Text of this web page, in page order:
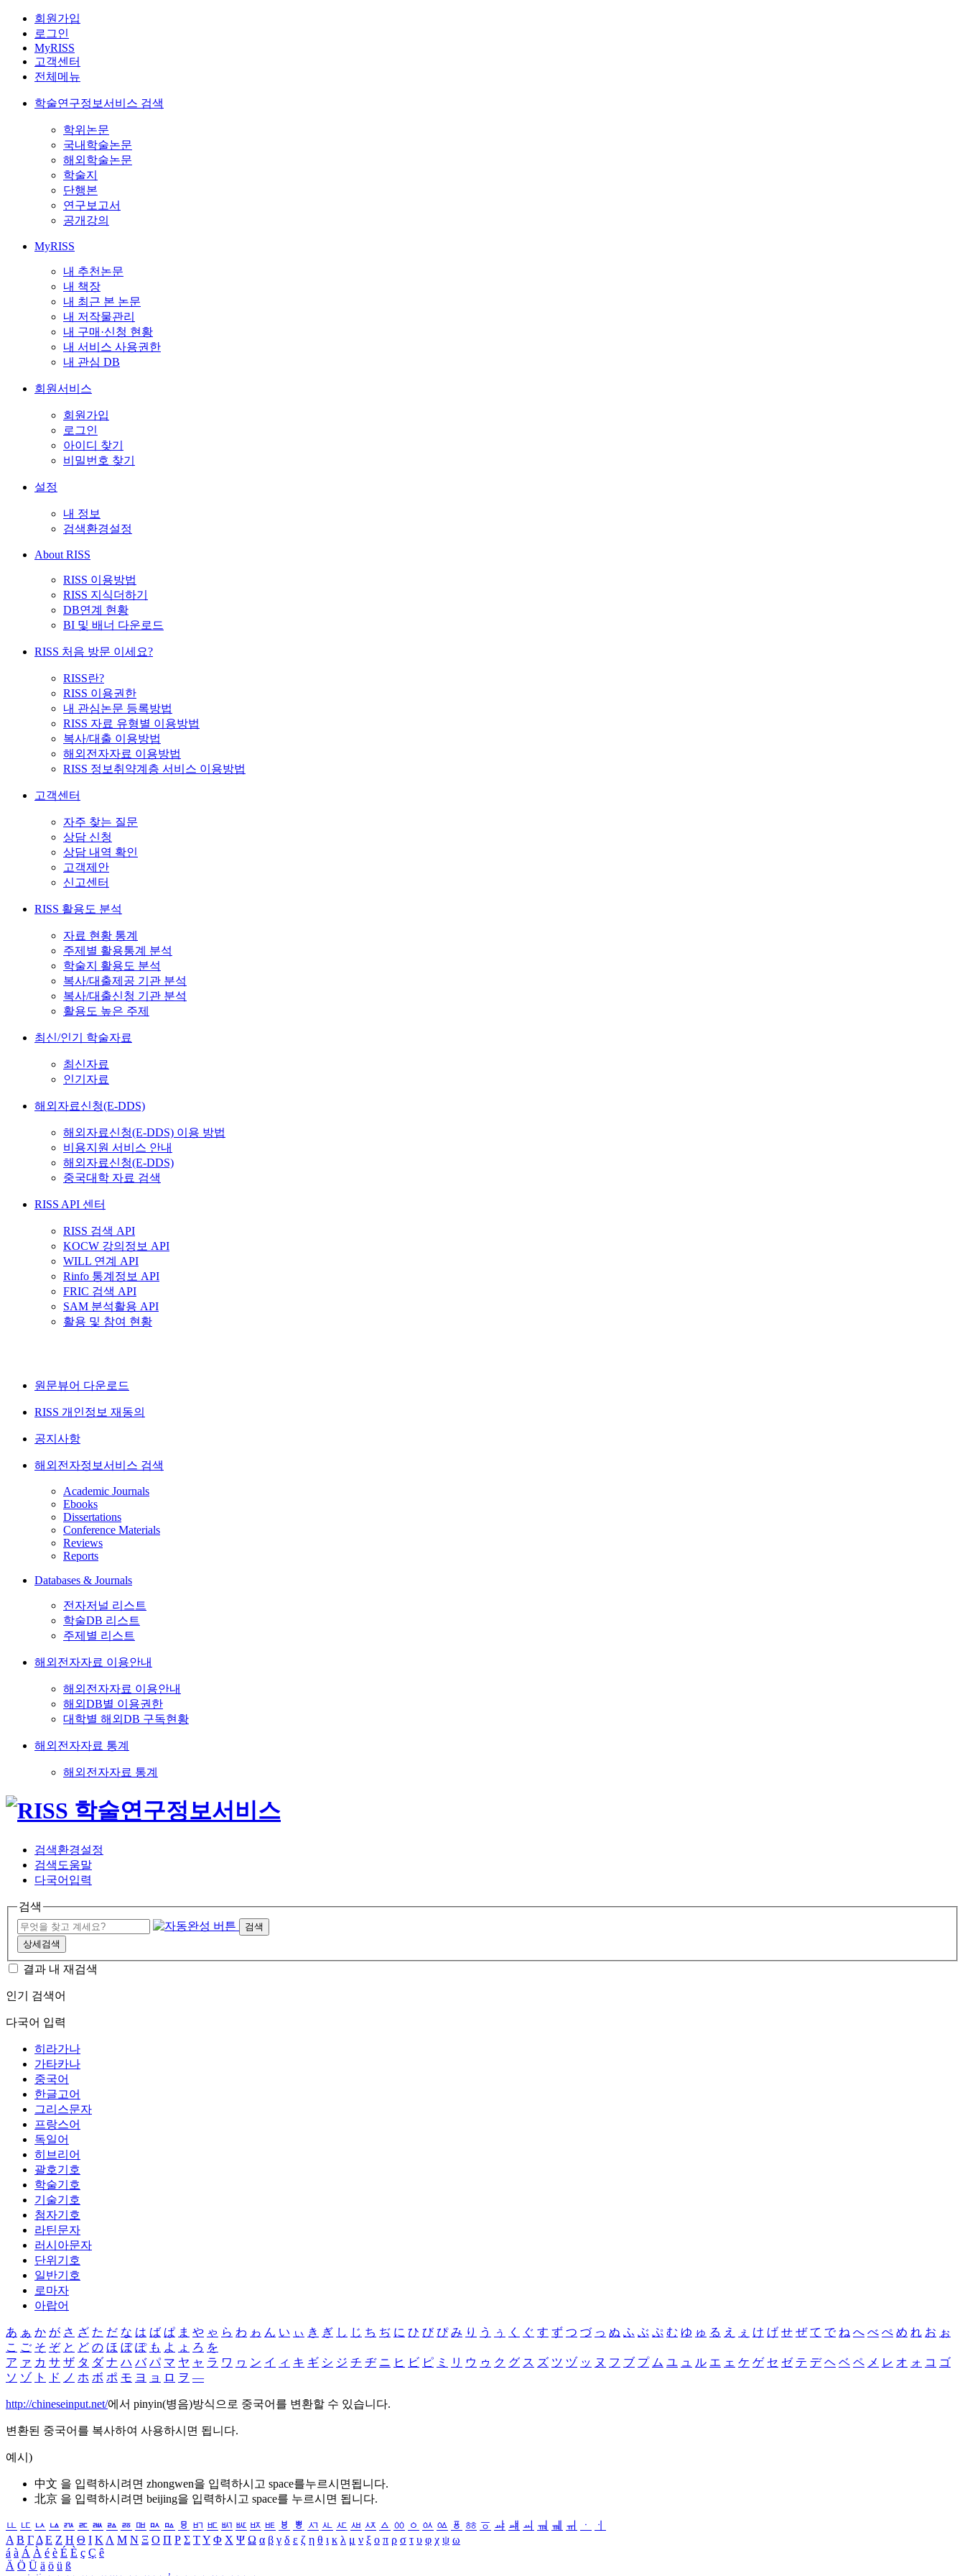
회원가입
로그인
MyRISS
고객센터
전체메뉴
학술연구정보서비스 검색
학위논문
국내학술논문
해외학술논문
학술지
단행본
연구보고서
공개강의
MyRISS
내 추천논문
내 책장
내 최근 본 논문
내 저작물관리
내 구매·신청 현황
내 서비스 사용권한
내 관심 DB
회원서비스
회원가입
로그인
아이디 찾기
비밀번호 찾기
설정
내 정보
검색환경설정
About RISS
RISS 이용방법
RISS 지식더하기
DB연계 현황
BI 및 배너 다운로드
RISS 처음 방문 이세요?
RISS란?
RISS 이용권한
내 관심논문 등록방법
RISS 자료 유형별 이용방법
복사/대출 이용방법
해외전자자료 이용방법
RISS 정보취약계층 서비스 이용방법
고객센터
자주 찾는 질문
상담 신청
상담 내역 확인
고객제안
신고센터
RISS 활용도 분석
자료 현황 통계
주제별 활용통계 분석
학술지 활용도 분석
복사/대출제공 기관 분석
복사/대출신청 기관 분석
활용도 높은 주제
최신/인기 학술자료
최신자료
인기자료
해외자료신청(E-DDS)
해외자료신청(E-DDS) 이용 방법
비용지원 서비스 안내
해외자료신청(E-DDS)
중국대학 자료 검색
RISS API 센터
RISS 검색 API
KOCW 강의정보 API
WILL 연계 API
Rinfo 통계정보 API
FRIC 검색 API
SAM 분석활용 API
활용 및 참여 현황
원문뷰어 다운로드
RISS 개인정보 재동의
공지사항
해외전자정보서비스 검색
Academic Journals
Ebooks
Dissertations
Conference Materials
Reviews
Reports
Databases & Journals
전자저널 리스트
학술DB 리스트
주제별 리스트
해외전자자료 이용안내
해외전자자료 이용안내
해외DB별 이용권한
대학별 해외DB 구독현황
해외전자자료 통계
해외전자자료 통계
검색환경설정
검색도움말
다국어입력
검색
검색
상세검색
결과 내 재검색
인기 검색어
다국어 입력
히라가나
가타카나
중국어
한글고어
그리스문자
프랑스어
독일어
히브리어
괄호기호
학술기호
기술기호
첨자기호
라틴문자
러시아문자
단위기호
일반기호
로마자
아랍어
あ ぁ か が さ ざ た だ な は ば ぱ ま や ゃ ら わ ゎ ん い ぃ き ぎ し じ ち ぢ に ひ び ぴ み り う ぅ く ぐ す ず つ づ っ ぬ ふ ぶ ぷ む ゆ ゅ る え ぇ け げ せ ぜ て で ね へ べ ぺ め れ お ぉ
こ ご そ ぞ と ど の ほ ぼ ぽ も よ ょ ろ を
ア ァ カ サ ザ タ ダ ナ ハ バ パ マ ヤ ャ ラ ワ ヮ ン イ ィ キ ギ シ ジ チ ヂ ニ ヒ ビ ピ ミ リ ウ ゥ ク グ ス ズ ツ ヅ ッ ヌ フ ブ プ ム ユ ュ ル エ ェ ケ ゲ セ ゼ テ デ ヘ ベ ペ メ レ オ ォ コ ゴ
ソ ゾ ト ド ノ ホ ボ ポ モ ヨ ョ ロ ヲ ―
http://chineseinput.net/에서 pinyin(병음)방식으로 중국어를 변환할 수 있습니다.
변환된 중국어를 복사하여 사용하시면 됩니다.
예시)
中文 을 입력하시려면 zhongwen을 입력하시고 space를누르시면됩니다.
北京 을 입력하시려면 beijing을 입력하시고 space를 누르시면 됩니다.
ㅥ ㅦ ㅧ ㅨ ㅩ ㅪ ㅫ ㅬ ㅭ ㅮ ㅯ ㅰ ㅱ ㅲ ㅳ ㅴ ㅵ ㅶ ㅷ ㅸ ㅹ ㅺ ㅻ ㅼ ㅽ ㅾ ㅿ ㆀ ㆁ ㆂ ㆃ ㆄ ㆅ ㆆ ㆇ ㆈ ㆉ ㆊ ㆋ ㆌ ㆍ
ㆎ
Α Β ΓΔ Ε Ζ Η Θ Ι ΚΛ Μ Ν Ξ Ο Π Ρ Σ ΤΥ Φ Χ Ψ Ω α β γ δ ε ζ η θ ι κ λ μ ν ξ ο π ρ σ τ υ φ χ ψ ω
á à Á À é è É È ç Ç ê
Ä Ö Ü ä ö ü ß